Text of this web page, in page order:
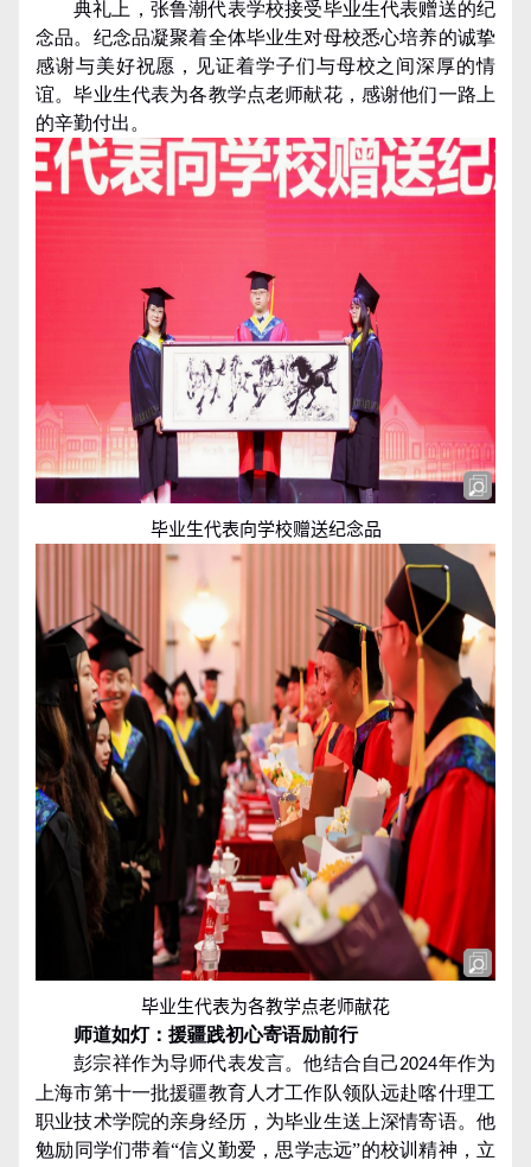
典礼上，张鲁潮代表学校接受毕业生代表赠送的纪
念品。纪念品凝聚着全体毕业生对母校悉心培养的诚挚
感谢与美好祝愿，见证着学子们与母校之间深厚的情
谊。毕业生代表为各教学点老师献花，感谢他们一路上
的辛勤付出。
毕业生代表向学校赠送纪念品
毕业生代表为各教学点老师献花
师道如灯：援疆践初心寄语励前行
彭宗祥作为导师代表发言。他结合自己2024年作为
上海市第十一批援疆教育人才工作队领队远赴喀什理工
职业技术学院的亲身经历，为毕业生送上深情寄语。他
勉励同学们带着“信义勤爱，思学志远”的校训精神，立